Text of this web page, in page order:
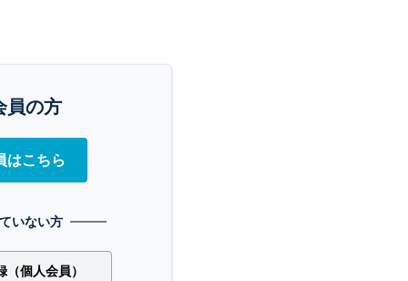
員の方
はこちら
いない方
個人会員）